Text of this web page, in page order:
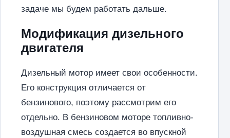
задаче мы будем работать дальше.
Модификация дизельного
двигателя
Дизельный мотор имеет свои особенности.
Его конструкция отличается от
бензинового, поэтому рассмотрим его
отдельно. В бензиновом моторе топливно-
воздушная смесь создается во впускной